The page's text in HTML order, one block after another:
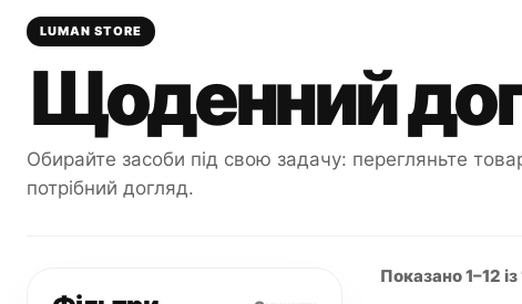
LUMAN STORE
Щоденний
Обирайте засоби під свою задачу: перегляньте
потрібний догляд.
Показано 1–12 із